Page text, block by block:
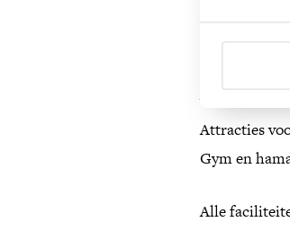
Speed
hotel neem
Attracties
Gym en
Alle